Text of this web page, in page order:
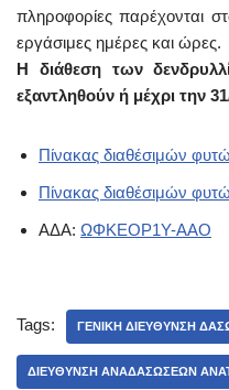
πληροφορίες παρέχονται
εργάσιμες ημέρες και ώρες.
Η διάθεση των
εξαντληθούν ή μέχρι την
Πίνακας διαθέσιμών
Πίνακας διαθέσιμών
ΑΔΑ: ΩΦΚΕΟΡ1Υ-ΑΑΟ
Tags: ΓΕΝΙΚΉ ΔΙΕΎΘΥΝΣΗ
ΔΙΕΎΘΥΝΣΗ ΑΝΑΔΑΣΏΣΕΩΝ